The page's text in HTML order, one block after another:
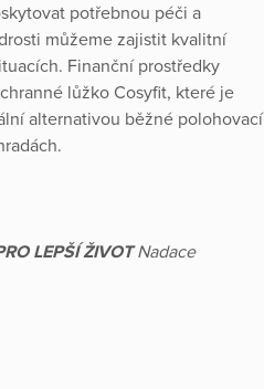
potřebnou péči a
můžeme zajistit kvalitní
Finanční prostředky
lůžko Cosyfit, které je
alternativou běžné polohovací
LEPŠÍ ŽIVOTNadace